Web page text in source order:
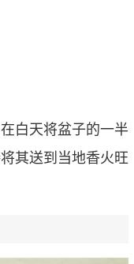
白天将盆子的一半
其送到当地香火旺